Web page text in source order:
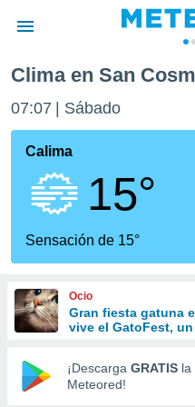
de
ha sido
calidad.
a este
las
y
forma
digital
basada
Clima en San
07:07 Sábado
Calima
15°
Sensación de 15°
Ocio
Gran fiesta gatuna
vive el GatoFest,
¡Descarga GRATIS la
Meteored!